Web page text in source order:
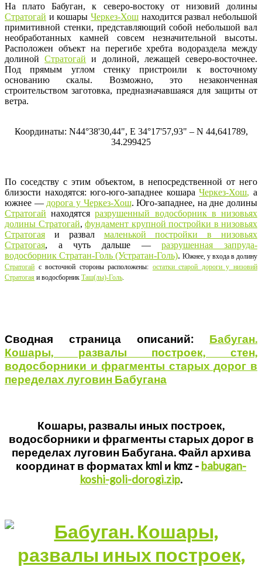
На плато Бабуган, к северо-востоку от низовий долины
Стратогай и кошары Черкез-Хош находится развал небольшой
примитивной стенки, представляющий собой небольшой вал
необработанных камней совсем незначительной высоты.
Расположен объект на перегибе хребта водораздела между
долинойСтратогай и долиной, лежащей северо-восточнее.
Под прямым углом стенку пристроили к восточному
основанию скалы. Возможно, это незаконченная
строительством заготовка, предназначавшаяся для защиты от
ветра.
Координаты: N44°38'30,44", Е 34°17'57,93" – N 44,641789,
34.299425
По соседству с этим объектом, в непосредственной от него
близости находятся: юго-юго-западнее кошараЧеркез-Хош, а
южнее — дорога у Черкез-Хош. Юго-западнее, на дне долины
Стратогай находятсяразрушенный водосборник в низовьях
долины Стратогай, фундамент крупной постройки в низовьях
Стратогая и развал маленькой постройки в низовьях
Стратогая, а чуть дальше —разрушенная запруда-
водосборник Стратан-Голь (Устратан-Голь). Южнее , у входа в долину
Стратогай с восточной стороны расположены: остатки старой дороги у низовий
Стратогая и водосборник Таш(лы)-Голь
Сводная страница описаний: Бабуган.
Кошары, развалы построек, стен,
водосборники и фрагменты старых дорог в
переделах луговин Бабугана
Кошары, развалы иных построек,
водосборники и фрагменты старых дорог в
переделах луговин Бабугана. Файл архива
координат в форматах kml и kmz - babugan-
koshi-goli-dorogi.zip.